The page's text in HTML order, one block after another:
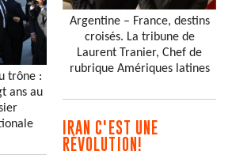
trône :
ans au
Argentine – France, destins
croisés. La tribune de
Laurent Tranier, Chef de
rubrique Amériques latines
IRAN C'EST UNE
RÉVOLUTION!